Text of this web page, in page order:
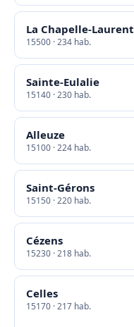
La Chapelle-Laurent
15500 · 234 hab.
Sainte-Eulalie
15140 · 230 hab.
Alleuze
15100 · 224 hab.
Saint-Gérons
15150 · 220 hab.
Cézens
15230 · 218 hab.
Celles
15170 · 217 hab.